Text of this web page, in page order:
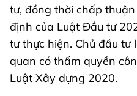
tư, đồng thời chấp
định của Luật Đầu tư
tư thực hiện. Chủ đầu tư
quan có thẩm quyền
Luật Xây dựng 2020.